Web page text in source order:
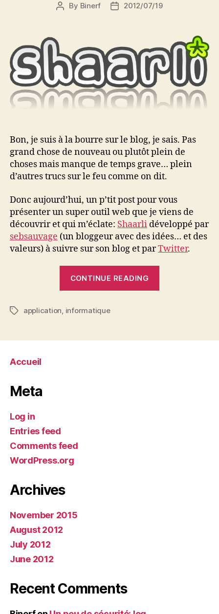
Post
By Binerf
Post2012/07/19
Bon, je suis à la bourre sur le blog, je sais. Pas
grand chose de nouveau ou plutôt plein de
choses mais manque de temps grave… plein
d’autres trucs sur le feu comme on dit.
Donc aujourd’hui, un p’tit post pour vous
présenter un super outil web que je viens de
découvrir et qui m’éclate: Shaarli développé par
sebsauvage (un bloggeur avec des idées… et des
valeurs) à suivre sur son blog et parTwitter.
CONTINUE READING
Tagsapplication, informatique
Accueil
Meta
Log in
Entries feed
Comments feed
WordPress.org
Archives
November 2015
August 2012
July 2012
June 2012
Recent Comments